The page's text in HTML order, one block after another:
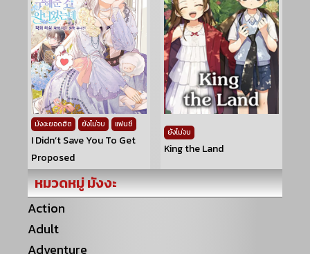
มังงะยอดฮิต ยังไม่จบ แฟนซี
I Didn’t Save You To Get
Proposed
ยังไม่จบ
King the Land
หมวดหมู่ มังงะ
Action
Adult
Adventure